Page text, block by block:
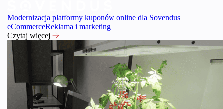
Modernizacja platformy kuponów online dla Sovendus
eCommerceReklama i marketing
Czytaj więcej